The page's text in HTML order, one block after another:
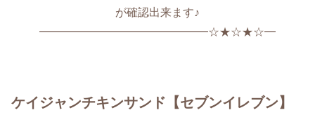
が確認出来ます♪
━━━━━━━━━━━━━━━☆★☆★☆━
ケイジャンチキンサンド【セブンイレブン】